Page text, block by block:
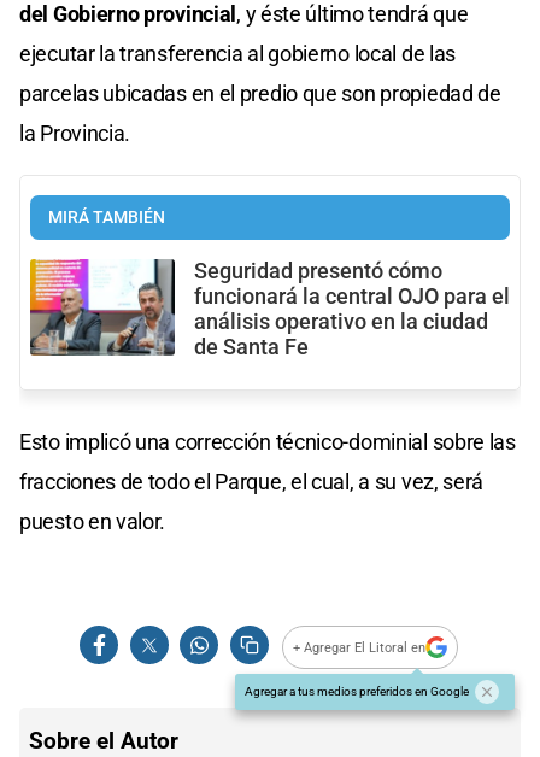
del Gobierno provincial , y éste último tendrá que
ejecutar la transferencia al gobierno local de las
parcelas ubicadas en el predio que son propiedad de
la Provincia.
MIRÁ TAMBIÉN
Seguridad presentó cómo
funcionará la central OJO para el
análisis operativo en la ciudad
de Santa Fe
Esto implicó una corrección técnico-dominial sobre las
fracciones de todo el Parque, el cual, a su vez, será
puesto en valor.
+ Agregar El Litoral en
Agregar a tus medios preferidos en Google
Sobre el Autor